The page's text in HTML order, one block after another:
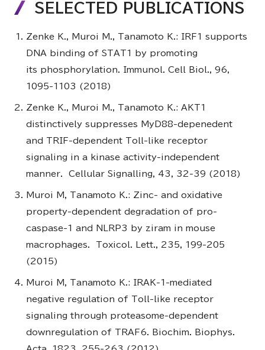
SELECTED PUBLICATIONS
Zenke K., Muroi M., Tanamoto K.: IRF1 supports
DNA binding of STAT1 by promoting
its phosphorylation. Immunol. Cell Biol., 96,
1095-1103 (2018)
Zenke K., Muroi M., Tanamoto K.: AKT1
distinctively suppresses MyD88-depenedent
and TRIF-dependent Toll-like receptor
signaling in a kinase activity-independent
manner. Cellular Signalling, 43, 32-39 (2018)
Muroi M, Tanamoto K.: Zinc- and oxidative
property-dependent degradation of pro-
caspase-1 and NLRP3 by ziram in mouse
macrophages. Toxicol. Lett., 235, 199-205
(2015)
Muroi M, Tanamoto K.: IRAK-1-mediated
negative regulation of Toll-like receptor
signaling through proteasome-dependent
downregulation of TRAF6. Biochim. Biophys.